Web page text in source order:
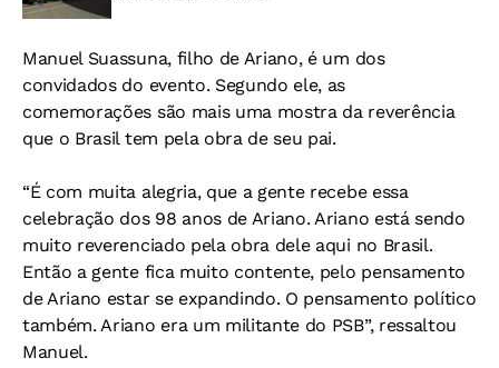
Manuel Suassuna, filho de Ariano, é um dos
convidados do evento. Segundo ele, as
comemorações são mais uma mostra da reverência
que o Brasil tem pela obra de seu pai.
“É com muita alegria, que a gente recebe essa
celebração dos 98 anos de Ariano. Ariano está sendo
muito reverenciado pela obra dele aqui no Brasil.
Então a gente fica muito contente, pelo pensamento
de Ariano estar se expandindo. O pensamento político
também. Ariano era um militante do PSB”, ressaltou
Manuel.